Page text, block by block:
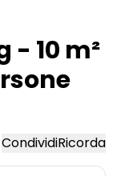
- 10 m²
CondividiRicorda